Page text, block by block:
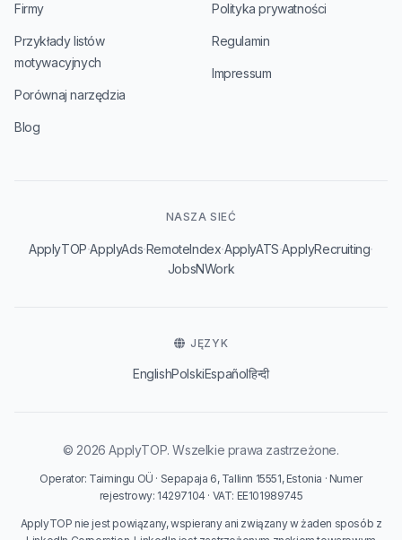
Firmy
Przykłady listów
motywacyjnych
Porównaj narzędzia
Blog
Polityka prywatności
Regulamin
Impressum
NASZA SIEĆ
ApplyTOP·ApplyAds·RemoteIndex·ApplyATS·ApplyRecruiting·
JobsNWork
JĘZYK
EnglishPolskiEspañolहिन्दी
© 2026 ApplyTOP. Wszelkie prawa zastrzeżone.
Operator: Taimingu OÜ · Sepapaja 6, Tallinn 15551, Estonia · Numer
rejestrowy: 14297104 · VAT: EE101989745
ApplyTOP nie jest powiązany, wspierany ani związany w żaden sposób z